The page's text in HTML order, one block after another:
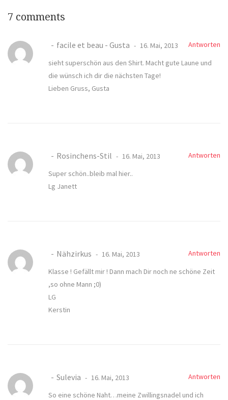
7 comments
facile et beau - Gusta 16. Mai, 2013
Antworten
sieht superschön aus den Shirt. Macht gute Laune und
die wünsch ich dir die nächsten Tage!
Lieben Gruss, Gusta
Rosinchens-Stil 16. Mai, 2013
Antworten
Super schön..bleib mal hier..
Lg Janett
Nähzirkus 16. Mai, 2013
Antworten
Klasse ! Gefällt mir ! Dann mach Dir noch ne schöne Zeit
,so ohne Mann ;0)
LG
Kerstin
Sulevia 16. Mai, 2013
Antworten
So eine schöne Naht…meine Zwillingsnadel und ich